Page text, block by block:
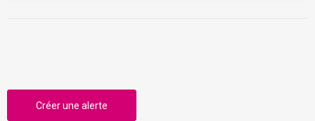
Créer une alerte